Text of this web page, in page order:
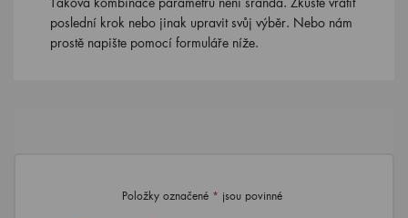
poslední krok nebo jinak upravit svůj výběr. Nebo nám
prostě napište pomocí formuláře níže.
Položky označené * jsou povinné